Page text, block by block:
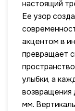
настоящий
Ее узор
акцентом в
превращает
улыбки, а
возвращения
мм.